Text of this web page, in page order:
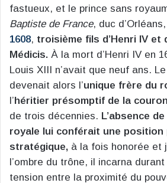
fastueux, et le prince sans
Baptiste de France, duc
1608, troisième fils d’Henri IV et
Médicis. À la mort d’Henri IV en
Louis XIII n’avait que neuf ans.
devenait alors l’unique frère du
l’ héritier présomptif de la
de trois décennies. L’absence
royale lui conférait une position
stratégique, à la fois honorée et
l’ombre du trône, il incarna
tension entre la proximité du